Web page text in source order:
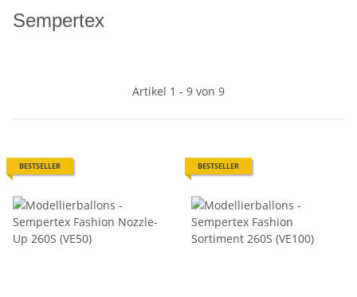
Sempertex
Artikel 1 - 9 von 9
BESTSELLER BESTSELLER